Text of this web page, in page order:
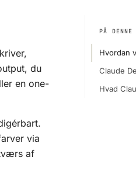
du
en one-
via
af
PÅ
Hvordan
Claude
Hvad